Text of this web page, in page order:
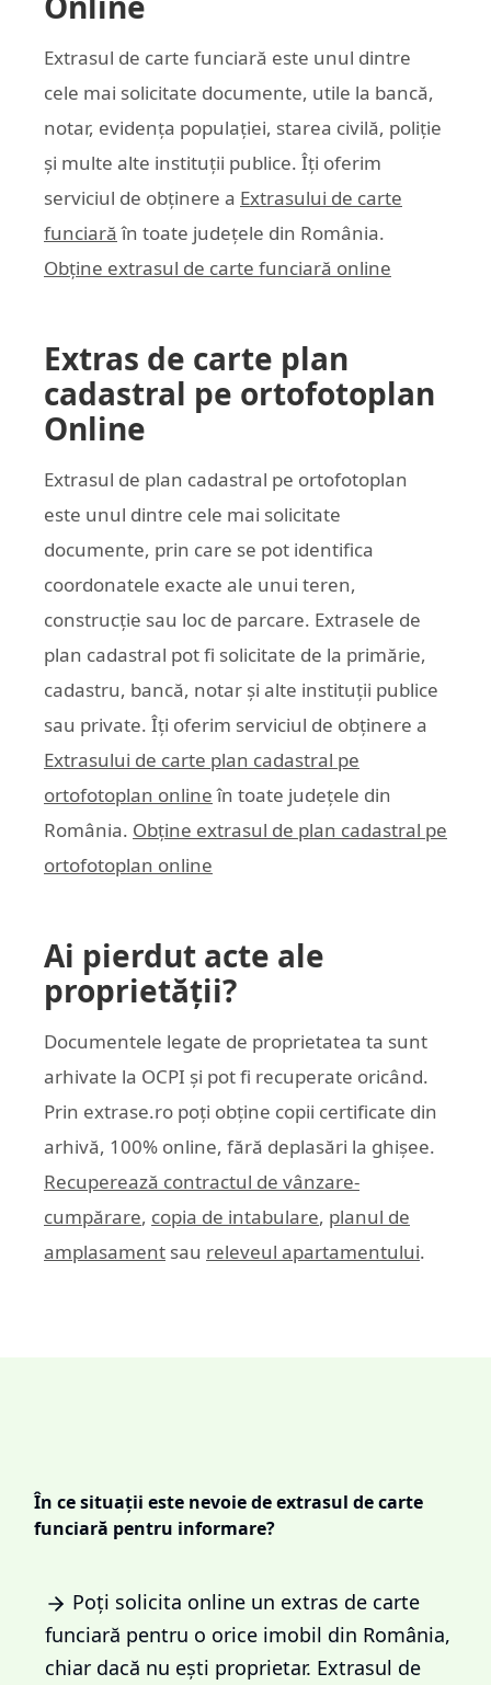
Extrasul de carte funciară este unul dintre
cele mai solicitate documente, utile la bancă,
notar, evidența populației, starea civilă, poliție
și multe alte instituții publice. Îți oferim
serviciul de obținere a Extrasului de carte
funciară în toate județele din România.
Obține extrasul de carte funciară online
Extras de carte plan
cadastral pe ortofotoplan
Online
Extrasul de plan cadastral pe ortofotoplan
este unul dintre cele mai solicitate
documente, prin care se pot identifica
coordonatele exacte ale unui teren,
construcție sau loc de parcare. Extrasele de
plan cadastral pot fi solicitate de la primărie,
cadastru, bancă, notar și alte instituții publice
sau private. Îți oferim serviciul de obținere a
Extrasului de carte plan cadastral pe
ortofotoplan online în toate județele din
România. Obține extrasul de plan cadastral pe
ortofotoplan online
Ai pierdut acte ale
proprietății?
Documentele legate de proprietatea ta sunt
arhivate la OCPI și pot fi recuperate oricând.
Prin extrase.ro poți obține copii certificate din
arhivă, 100% online, fără deplasări la ghișee.
Recuperează contractul de vânzare-
cumpărare, copia de intabulare, planul de
amplasament sau releveul apartamentului.
În ce situații este nevoie de extrasul de carte
funciară pentru informare?
Poți solicita online un extras de carte
funciară pentru o orice imobil din România,
chiar dacă nu ești proprietar. Extrasul de